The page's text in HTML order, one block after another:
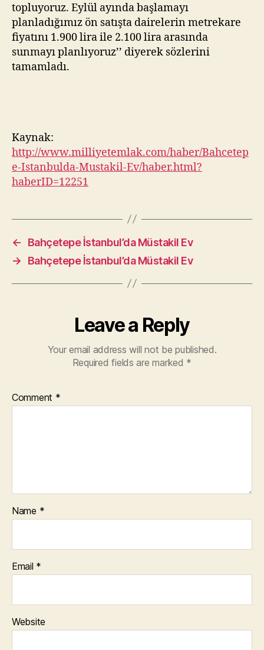
topluyoruz. Eylül ayında başlamayı
planladığımız ön satışta dairelerin metrekare
fiyatını 1.900 lira ile 2.100 lira arasında
sunmayı planlıyoruz’’ diyerek sözlerini
tamamladı.
Kaynak:
http://www.milliyetemlak.com/haber/Bahcetep
e-Istanbulda-Mustakil-Ev/haber.html?
haberID=12251
←
Bahçetepe İstanbul’da Müstakil Ev
→
Bahçetepe İstanbul’da Müstakil Ev
Leave a Reply
Your email address will not be published.
Required fields are marked *
Comment *
Name *
Email *
Website